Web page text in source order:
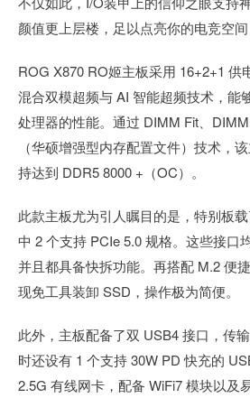
颜值更上层楼，足以点亮你的电竞空间
ROG X870 RO姬主板采用 16+2+1 供
混合双模超频与 AI 智能超频技术，能
处理器的性能。通过 DIMM Fit、
（华硕增强型内存配置文件）技术，
持达到 DDR5 8000 +（OC）。
此款主板尤为引人瞩目的是，特别板
中 2 个支持 PCIe 5.0 规格。这些接口
并且都具备快拆功能。再搭配 M.2 便
现免工具装卸 SSD，操作极为简便。
此外，主板配备了双 USB4 接口，传
时还设有 1 个支持 30W PD 快充的
2.5G 有线网卡，配备 WiFi7 模块以及